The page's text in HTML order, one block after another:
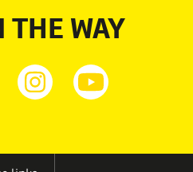
THE WAY
InstagramYoutube